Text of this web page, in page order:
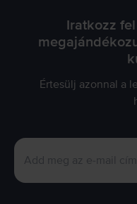
Iratkozz
Értesülj azonnal a